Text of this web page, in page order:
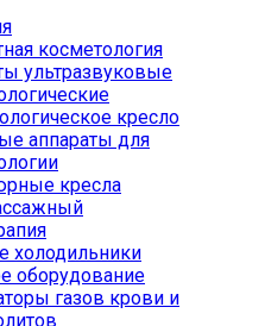
косметология
ультразвуковые
кресло
аппараты для
кресла
холодильники
оборудование
газов крови и